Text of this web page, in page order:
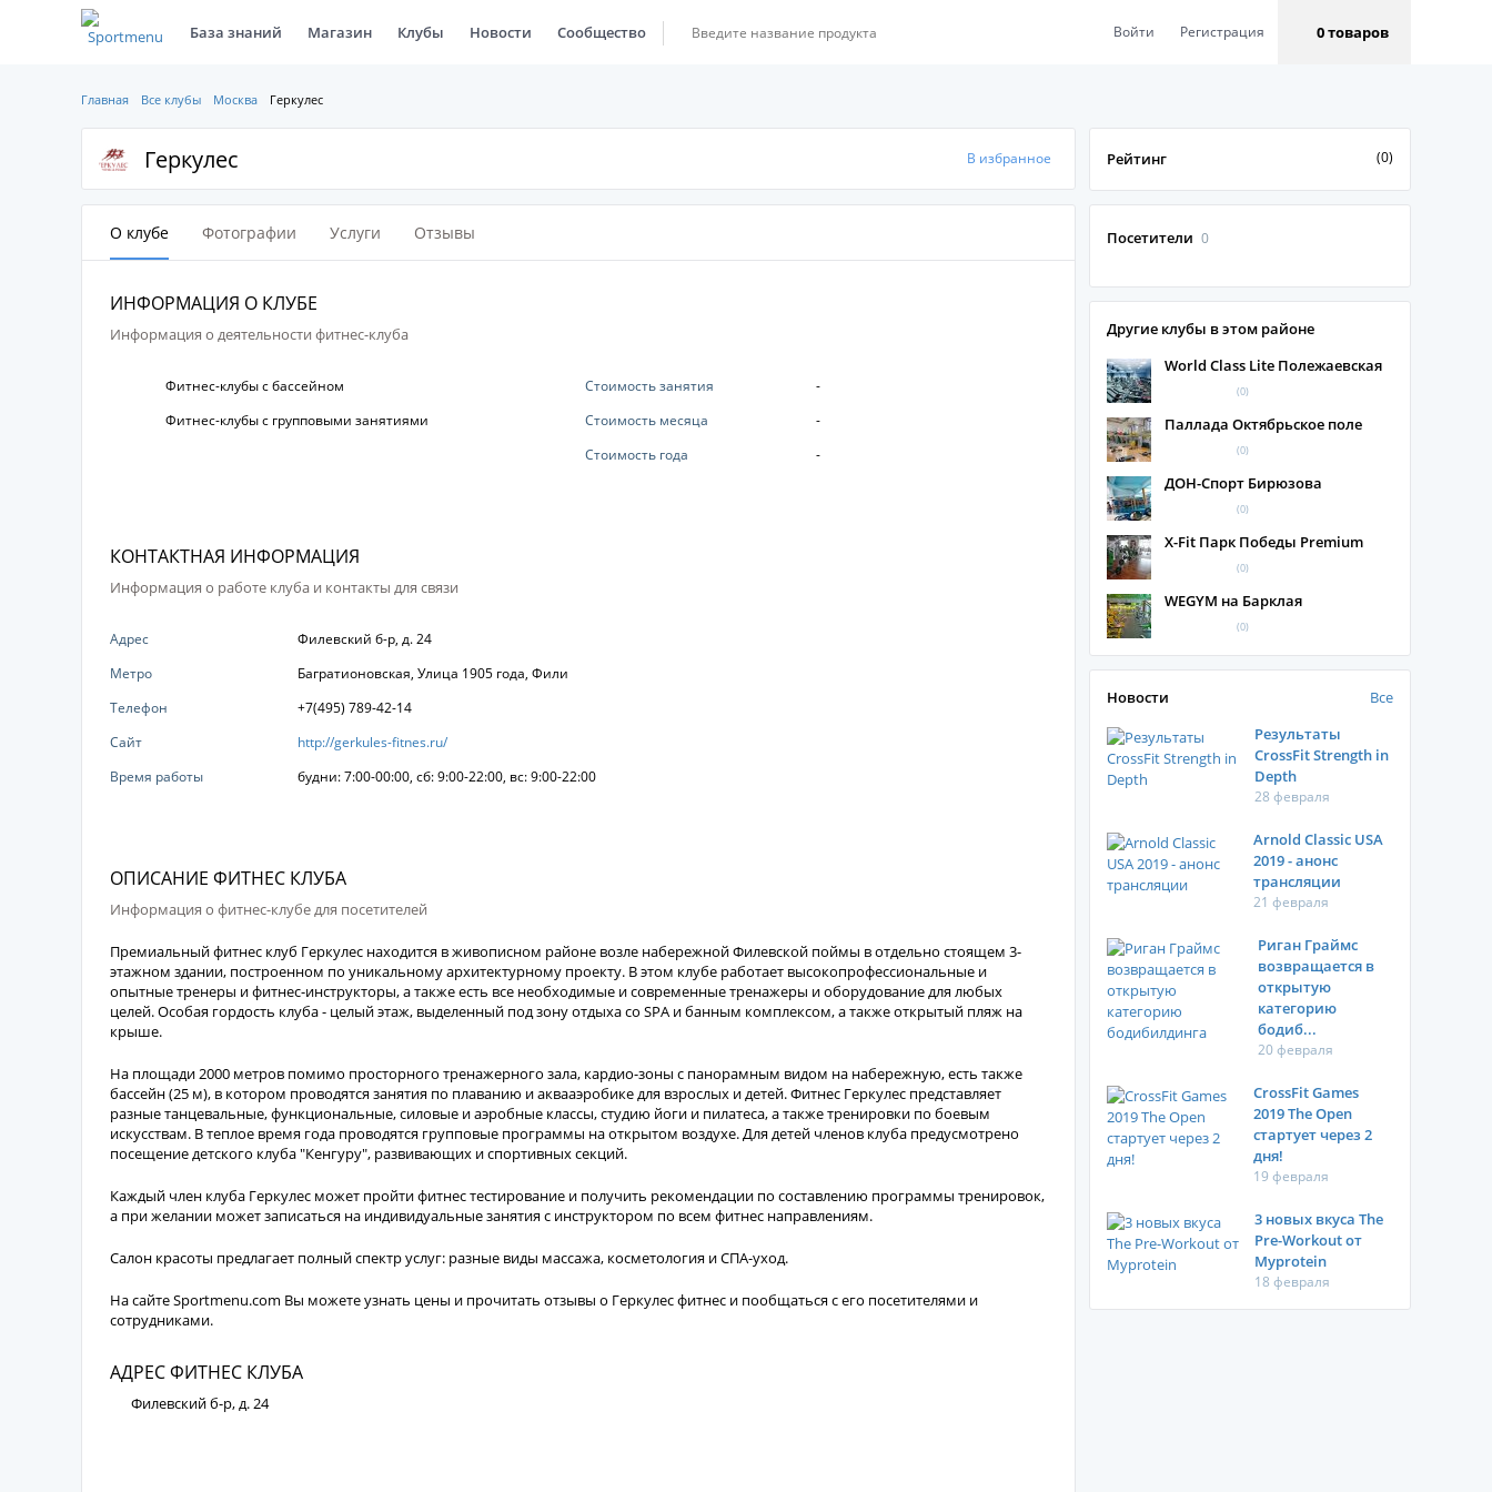
База знаний Магазин Клубы Новости Сообщество Войти Регистрация 0 товаров
Главная Все клубы Москва Геркулес
Геркулес В избранное Рейтинг (0)
О клубе Фотографии Услуги Отзывы
ИНФОРМАЦИЯ О КЛУБЕ
Информация о деятельности фитнес-клуба
Фитнес-клубы с бассейном
Фитнес-клубы с групповыми занятиями
Стоимость занятия
-
Стоимость месяца
-
Стоимость года
-
КОНТАКТНАЯ ИНФОРМАЦИЯ
Информация о работе клуба и контакты для связи
Адрес
Филевский б-р, д. 24
Метро
Багратионовская, Улица 1905 года, Фили
Телефон
+7(495) 789-42-14
Сайт
http://gerkules-fitnes.ru/
Время работы
будни: 7:00-00:00, сб: 9:00-22:00, вс: 9:00-22:00
ОПИСАНИЕ ФИТНЕС КЛУБА
Информация о фитнес-клубе для посетителей
Премиальный фитнес клуб Геркулес находится в живописном районе возле набережной Филевской поймы в отдельно стоящем 3-
этажном здании, построенном по уникальному архитектурному проекту. В этом клубе работает высокопрофессиональные и
опытные тренеры и фитнес-инструкторы, а также есть все необходимые и современные тренажеры и оборудование для любых
целей. Особая гордость клуба - целый этаж, выделенный под зону отдыха со SPA и банным комплексом, а также открытый пляж на
крыше.
На площади 2000 метров помимо просторного тренажерного зала, кардио-зоны с панорамным видом на набережную, есть также
бассейн (25 м), в котором проводятся занятия по плаванию и аквааэробике для взрослых и детей. Фитнес Геркулес представляет
разные танцевальные, функциональные, силовые и аэробные классы, студию йоги и пилатеса, а также тренировки по боевым
искусствам. В теплое время года проводятся групповые программы на открытом воздухе. Для детей членов клуба предусмотрено
посещение детского клуба "Кенгуру", развивающих и спортивных секций.
Каждый член клуба Геркулес может пройти фитнес тестирование и получить рекомендации по составлению программы тренировок,
а при желании может записаться на индивидуальные занятия с инструктором по всем фитнес направлениям.
Салон красоты предлагает полный спектр услуг: разные виды массажа, косметология и СПА-уход.
На сайте Sportmenu.com Вы можете узнать цены и прочитать отзывы о Геркулес фитнес и пообщаться с его посетителями и
сотрудниками.
АДРЕС ФИТНЕС КЛУБА
Филевский б-р, д. 24
Посетители 0
Другие клубы в этом районе
World Class Lite Полежаевская
(0)
Паллада Октябрьское поле
(0)
ДОН-Спорт Бирюзова
(0)
X-Fit Парк Победы Premium
(0)
WEGYM на Барклая
(0)
Новости
Все
Результаты
CrossFit Strength in
Depth
28 февраля
Arnold Classic USA
2019 - анонс
трансляции
21 февраля
Риган Граймс
возвращается в
открытую
категорию
бодиб...
20 февраля
CrossFit Games
2019 The Open
стартует через 2
дня!
19 февраля
3 новых вкуса The
Pre-Workout от
Myprotein
18 февраля